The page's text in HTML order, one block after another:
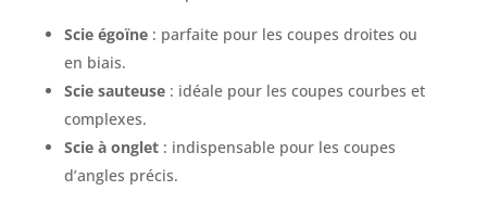
métal (6-8-10 mm), 3 forets brique-carrelage (6-8-
10 mm) / 20 embouts vissage long，1 porte
Scie égoïne: parfaite pour les coupes droites ou
en biais.
Scie sauteuse: idéale pour les coupes courbes et
complexes.
Scie à onglet: indispensable pour les coupes
d’angles précis.